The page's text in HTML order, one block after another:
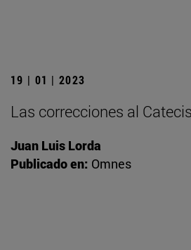
19 | 01 | 2023
Las correcciones al
Juan Luis Lorda
Publicado en: Omnes